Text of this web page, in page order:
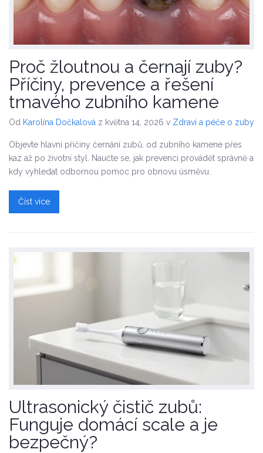
Proč žloutnou a černají zuby?
Příčiny, prevence a řešení
tmavého zubního kamene
Od Karolína Dočkalová z května 14, 2026 v Zdraví a péče o zuby
Objevte hlavní příčiny černání zubů, od zubního kamene přes
kaz až po životní styl. Naučte se, jak prevenci provádět správně a
kdy vyhledat odbornou pomoc pro obnovu úsměvu.
Číst více
Ultrasonický čistič zubů:
Funguje domácí scale a je
bezpečný?